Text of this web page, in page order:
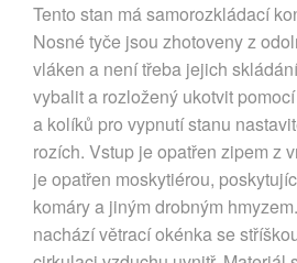
Tento stan má samorozkládací
Nosné tyče jsou zhotoveny z
vláken a není třeba jejich
vybalit a rozložený ukotvit
a kolíků pro vypnutí stanu
rozích. Vstup je opatřen zipem z
je opatřen moskytiérou,
komáry a jiným drobným
nachází větrací okénka se